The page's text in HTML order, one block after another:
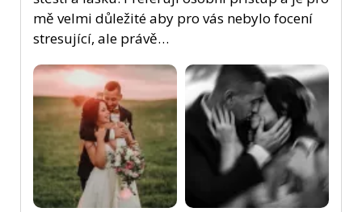
mě velmi důležité aby pro vás nebylo focení
stresující, ale právě…